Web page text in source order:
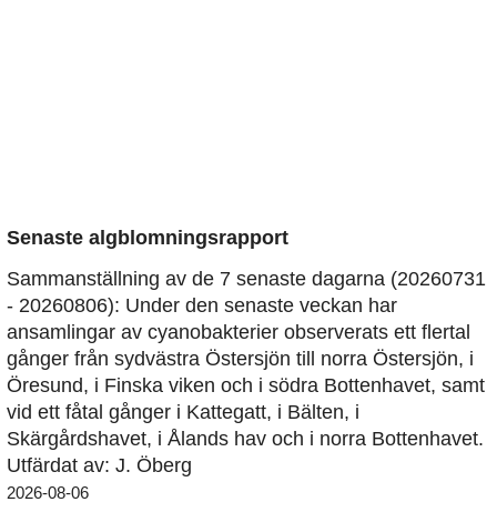
Senaste algblomningsrapport
Sammanställning av de 7 senaste dagarna (20260731
- 20260806): Under den senaste veckan har
ansamlingar av cyanobakterier observerats ett flertal
gånger från sydvästra Östersjön till norra Östersjön, i
Öresund, i Finska viken och i södra Bottenhavet, samt
vid ett fåtal gånger i Kattegatt, i Bälten, i
Skärgårdshavet, i Ålands hav och i norra Bottenhavet.
Utfärdat av: J. Öberg
2026-08-06